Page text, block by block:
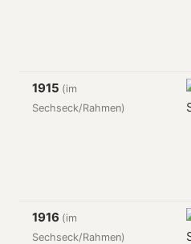
1915 (im
Sechseck/Rahmen)
1916 (im
Sechseck/Rahmen)